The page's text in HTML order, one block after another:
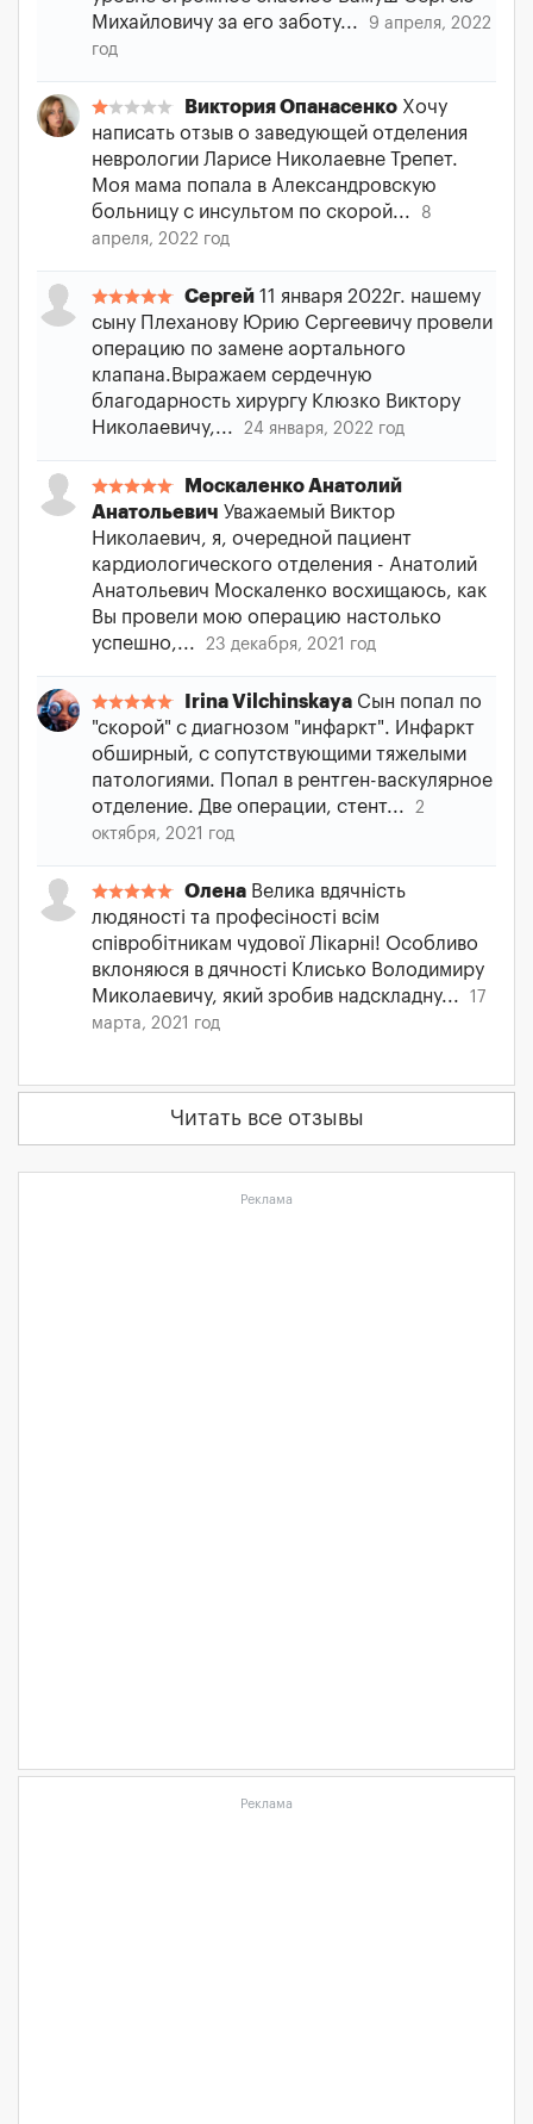
Михайловичу за его заботу...
9 апреля, 2022
год
Виктория Опанасенко Хочу
написать отзыв о заведующей отделения
неврологии Ларисе Николаевне Трепет.
Моя мама попала в Александровскую
больницу с инсультом по скорой...
8
апреля, 2022 год
Сергей 11 января 2022г. нашему
сыну Плеханову Юрию Сергеевичу провели
операцию по замене аортального
клапана.Выражаем сердечную
благодарность хирургу Клюзко Виктору
Николаевичу,...
24 января, 2022 год
Москаленко Анатолий
Анатольевич Уважаемый Виктор
Николаевич, я, очередной пациент
кардиологического отделения - Анатолий
Анатольевич Москаленко восхищаюсь, как
Вы провели мою операцию настолько
успешно,...
23 декабря, 2021 год
Irina Vilchinskaya Сын попал по
"скорой" с диагнозом "инфаркт". Инфаркт
обширный, с сопутствующими тяжелыми
патологиями. Попал в рентген-васкулярное
отделение. Две операции, стент...
2
октября, 2021 год
Олена Велика вдячність
людяності та професіності всім
співробітникам чудової Лікарні! Особливо
вклоняюся в дячності Клисько Володимиру
Миколаевичу, який зробив надскладну...
17
марта, 2021 год
Читать все отзывы
Реклама
Реклама